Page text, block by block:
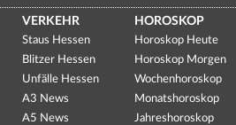
VERKEHR
Staus Hessen
Blitzer Hessen
Unfälle Hessen
A3 News
A5 News
HOROSKOP
Horoskop Heute
Horoskop Morgen
Wochenhoroskop
Monatshoroskop
Jahreshoroskop